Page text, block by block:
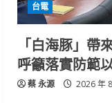
台電
「白海豚」帶
呼籲落實防範
蔡 永源 2026 年